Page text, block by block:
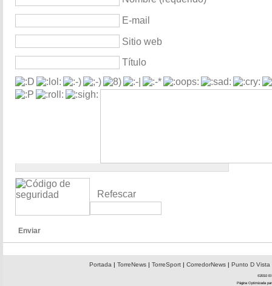
E-mail
Sitio web
Título
Refescar
Enviar
Portada| TorreNews| TorreSport| CorredorNews| Punto D Vista
©2010 El
Página Optimizada